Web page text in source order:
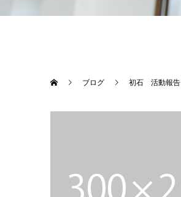
ブログ 初石 活動報告